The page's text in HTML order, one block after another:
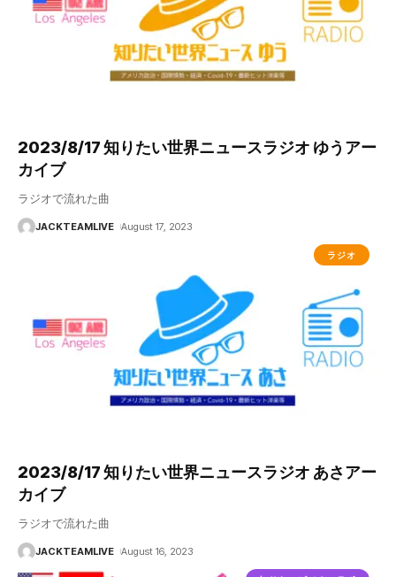
2023/8/17 知りたい世界ニュースラジオ ゆうアー
カイブ
ラジオで流れた曲
JACKTEAMLIVE August 17, 2023
ラジオ
2023/8/17 知りたい世界ニュースラジオ あさアー
カイブ
ラジオで流れた曲
JACKTEAMLIVE August 16, 2023